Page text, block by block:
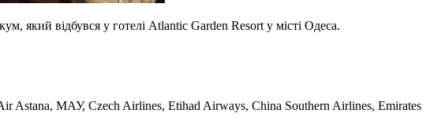
який відбувся у готелі Atlantic Garden Resort у місті Одеса.
Astana, МАУ, Czech Airlines, Etihad Airways, China Southern Airlines, Emirates